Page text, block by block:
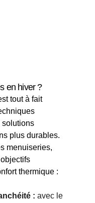
en hiver ?
tout à fait
solutions
plus durables.
menuiseries,
thermique :
: avec le